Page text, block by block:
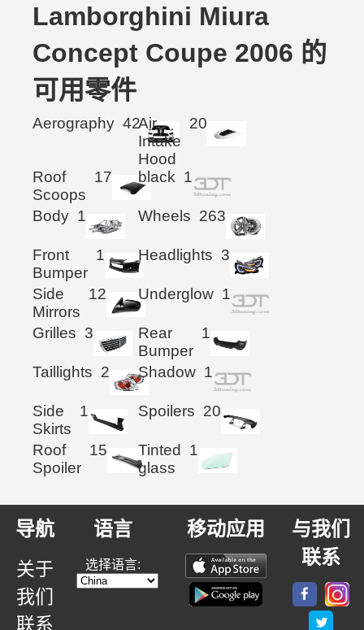
Lamborghini Miura
Concept Coupe 2006 的
可用零件
Aerography 42Air
Intake
Hood
20
Roof
Scoops
17 black 1
Body 1 Wheels 263
Front
Bumper
1 Headlights 3
Side
Mirrors
12 Underglow 1
Grilles 3
Rear
Bumper
1
Taillights 2 Shadow 1
Side
Skirts
1 Spoilers 20
Roof
Spoiler
15
Tinted
glass
1
导航
关于
我们
联系
语言
选择语言:
移动应用
与我们
联系